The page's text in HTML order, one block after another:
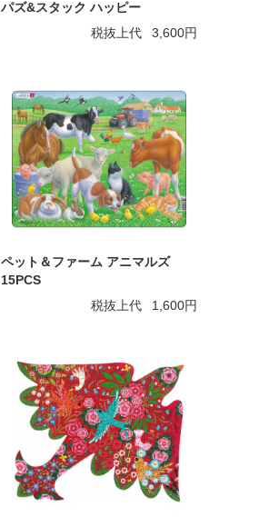
パズ&スタック ハッピー
税抜上代
3,600円
ペット＆ファーム アニマルズ
15PCS
税抜上代
1,600円